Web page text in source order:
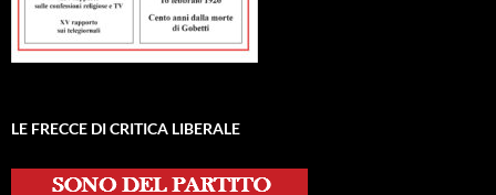
LE FRECCE DI CRITICA LIBERALE